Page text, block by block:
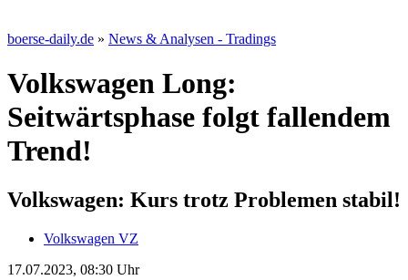
boerse-daily.de » News & Analysen - Tradings
Volkswagen Long:
Seitwärtsphase folgt fallendem
Trend!
Volkswagen: Kurs trotz Problemen stabil!
Volkswagen VZ
17.07.2023, 08:30 Uhr